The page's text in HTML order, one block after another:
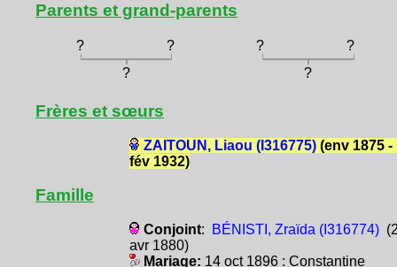
Parents et grand-parents
? ? ?
?
?
?
Frères et sœurs
ZAITOUN, Liaou (I316775)(env 1875 -
fév 1932)
Famille
Conjoint: BÉNISTI, Zraïda (I316774)
avr 1880)
Mariage: 14 oct 1896 : Constantine